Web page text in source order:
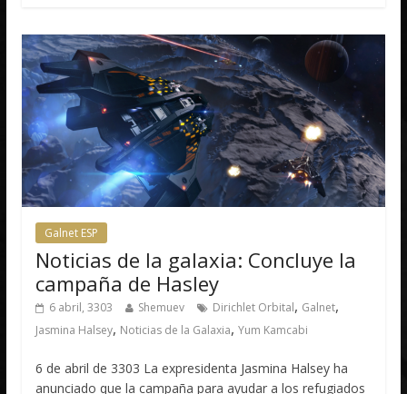
Galnet ESP
Noticias de la galaxia: Concluye la
campaña de Hasley
6 abril, 3303 Shemuev Dirichlet Orbital, Galnet,
Jasmina Halsey, Noticias de la Galaxia,Yum Kamcabi
6 de abril de 3303 La expresidenta Jasmina Halsey ha
anunciado que la campaña para ayudar a los refugiados